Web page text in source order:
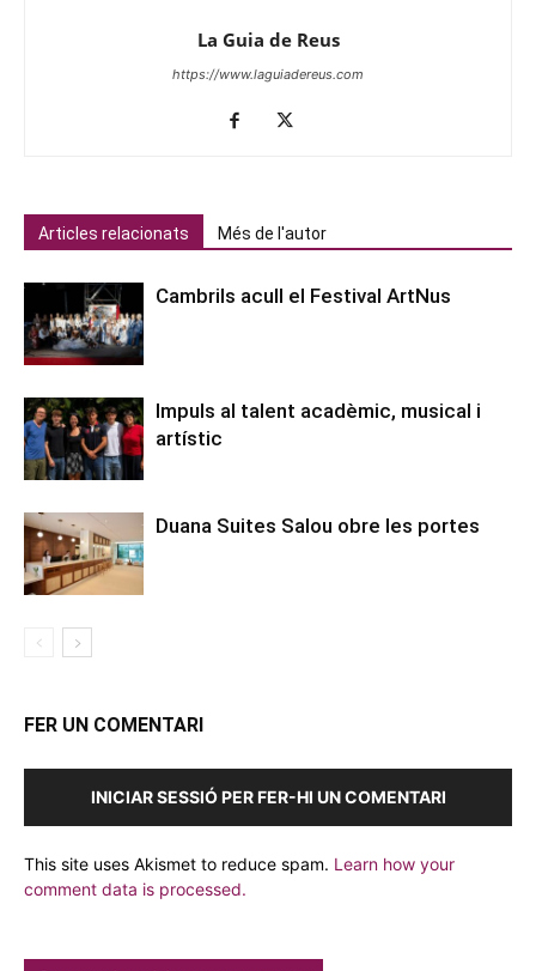
La Guia de Reus
https://www.laguiadereus.com
Articles relacionats Més de l'autor
Cambrils acull el Festival ArtNus
Impuls al talent acadèmic, musical i
artístic
Duana Suites Salou obre les portes
FER UN COMENTARI
INICIAR SESSIÓ PER FER-HI UN COMENTARI
This site uses Akismet to reduce spam. Learn how your
comment data is processed.